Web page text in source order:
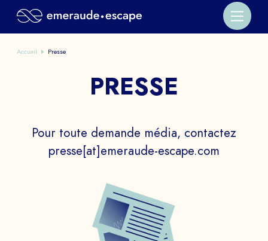
Accueil Presse
PRESSE
Pour toute demande média, contactez
presse[at]emeraude-escape.com